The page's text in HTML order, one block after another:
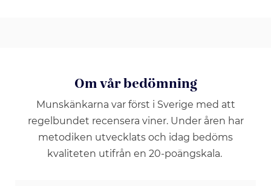
Om vår bedömning
Munskänkarna var först i Sverige med att
regelbundet recensera viner. Under åren har
metodiken utvecklats och idag bedöms
kvaliteten utifrån en 20-poängskala.